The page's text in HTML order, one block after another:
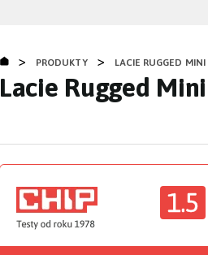
> PRODUKTY > LACIE RUGGED
Lacie Rugged
1.5